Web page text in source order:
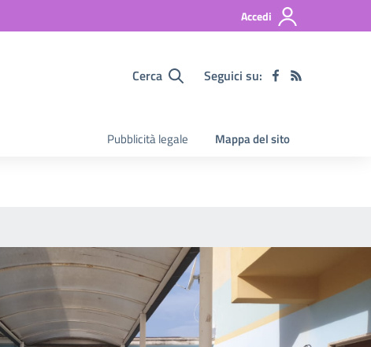
Accedi
Cerca Seguici su:
Pubblicità legale Mappa del sito